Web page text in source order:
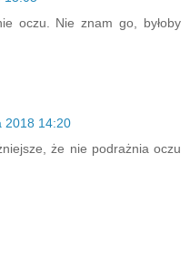
oczu. Nie znam go, byłoby
2018 14:20
że nie podrażnia oczu